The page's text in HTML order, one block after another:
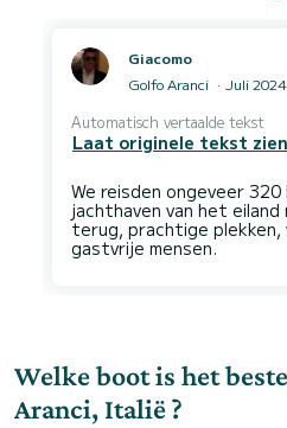
Giacomo
Golfo Aranci
Juli 2024
Automatisch vertaalde tekst
Laat originele tekst zien
We reisden ongeveer
jachthaven van het
terug, prachtige plekken,
Welke boot is het
Aranci, Italië ?